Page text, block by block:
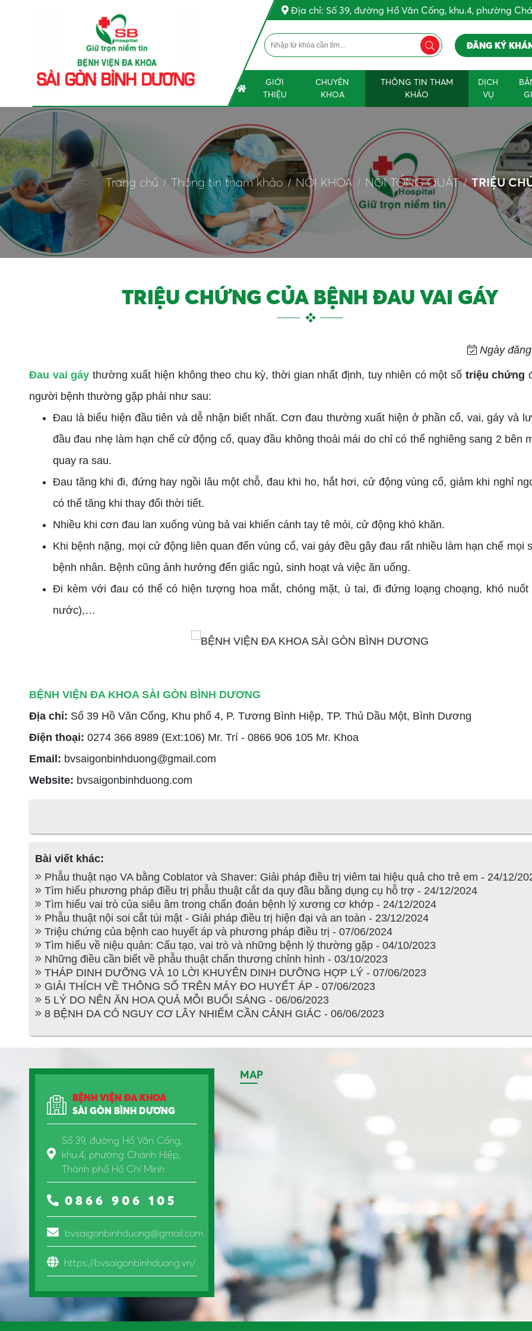
Địa chỉ: Số 39, đường Hồ Văn Cống, khu.4, phường
ĐĂNG KÝ
GIỚI
THIỆU
CHUYÊN
KHOA
THÔNG TIN THAM
KHẢO
DỊCH
VỤ
Trang chủ Thông tin tham khảo NỘI KHOA NỘI TỔNG QUÁT TRIỆU
TRIỆU CHỨNG CỦA BỆNH ĐAU VAI GÁY
Ngày
Đau vai gáy thường xuất hiện không theo chu kỳ, thời gian nhất định, tuy nhiên có một số triệu chứng
người bệnh thường gặp phải như sau:
Đau là biểu hiện đầu tiên và dễ nhận biết nhất. Cơn đau thường xuất hiện ở phần cổ, vai, gáy và
đầu đau nhẹ làm hạn chế cử động cổ, quay đầu không thoải mái do chỉ có thể nghiêng sang 2 bên
quay ra sau.
Đau tăng khi đi, đứng hay ngồi lâu một chỗ, đau khi ho, hắt hơi, cử động vùng cổ, giảm khi nghỉ
có thể tăng khi thay đổi thời tiết.
Nhiều khi cơn đau lan xuống vùng bả vai khiến cánh tay tê mỏi, cử động khó khăn.
Khi bệnh nặng, mọi cử động liên quan đến vùng cổ, vai gáy đều gây đau rất nhiều làm hạn chế mọi
bệnh nhân. Bệnh cũng ảnh hưởng đến giấc ngủ, sinh hoạt và việc ăn uống.
Đi kèm với đau có thể có hiện tượng hoa mắt, chóng mặt, ù tai, đi đứng loạng choạng, khó nuốt
nước),…
BỆNH VIỆN ĐA KHOA SÀI GÒN BÌNH DƯƠNG
Địa chỉ: Số 39 Hồ Văn Cống, Khu phố 4, P. Tương Bình Hiệp, TP. Thủ Dầu Một, Bình Dương
Điện thoại: 0274 366 8989 (Ext:106) Mr. Trí - 0866 906 105 Mr. Khoa
Email: bvsaigonbinhduong@gmail.com
Website: bvsaigonbinhduong.com
Bài viết khác:
Phẫu thuật nạo VA bằng Coblator và Shaver: Giải pháp điều trị viêm tai hiệu quả cho trẻ em - 24/12/
Tìm hiểu phương pháp điều trị phẫu thuật cắt da quy đầu bằng dụng cụ hỗ trợ - 24/12/2024
Tìm hiểu vai trò của siêu âm trong chẩn đoán bệnh lý xương cơ khớp - 24/12/2024
Phẫu thuật nội soi cắt túi mật - Giải pháp điều trị hiện đại và an toàn - 23/12/2024
Triệu chứng của bệnh cao huyết áp và phương pháp điều trị - 07/06/2024
Tìm hiểu về niệu quản: Cấu tạo, vai trò và những bệnh lý thường gặp - 04/10/2023
Những điều cần biết về phẫu thuật chấn thương chỉnh hình - 03/10/2023
THÁP DINH DƯỠNG VÀ 10 LỜI KHUYÊN DINH DƯỠNG HỢP LÝ - 07/06/2023
GIẢI THÍCH VỀ THÔNG SỐ TRÊN MÁY ĐO HUYẾT ÁP - 07/06/2023
5 LÝ DO NÊN ĂN HOA QUẢ MỖI BUỔI SÁNG - 06/06/2023
8 BỆNH DA CÓ NGUY CƠ LÂY NHIỂM CẦN CẢNH GIÁC - 06/06/2023
BỆNH VIỆN ĐA KHOA
SÀI GÒN BÌNH DƯƠNG
Số 39, đường Hồ Văn Cống,
khu.4, phường Chánh Hiệp,
Thành phố Hồ Chí Minh
0866 906 105
bvsaigonbinhduong@gmail.com
https://bvsaigonbinhduong.vn/
MAP